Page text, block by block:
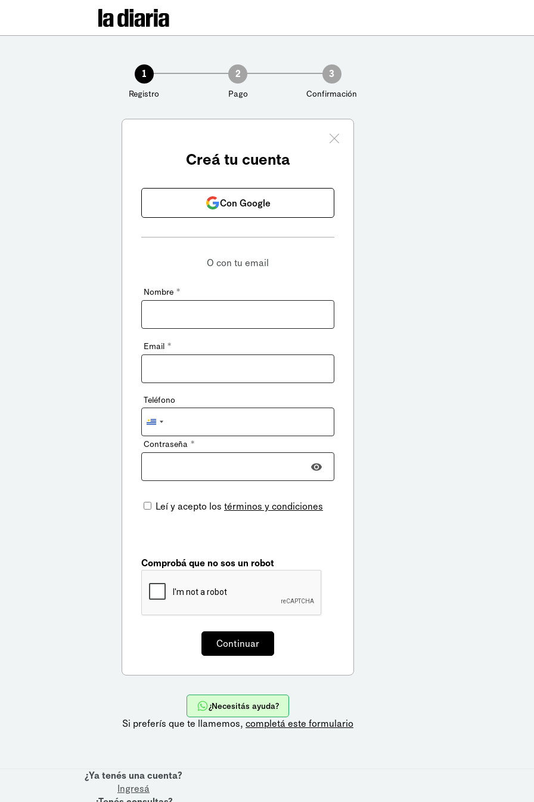
1
Registro
2
Pago
3
Confirmación
Creá tu cuenta
Con Google
O con tu email
Nombre *
Email *
Teléfono
Uruguay
+598
Contraseña *
Leí y acepto los términos y condiciones
Comprobá que no sos un robot
¿Necesitás ayuda?
Si preferís que te llamemos, completá este formulario
¿Ya tenés una cuenta?
Ingresá